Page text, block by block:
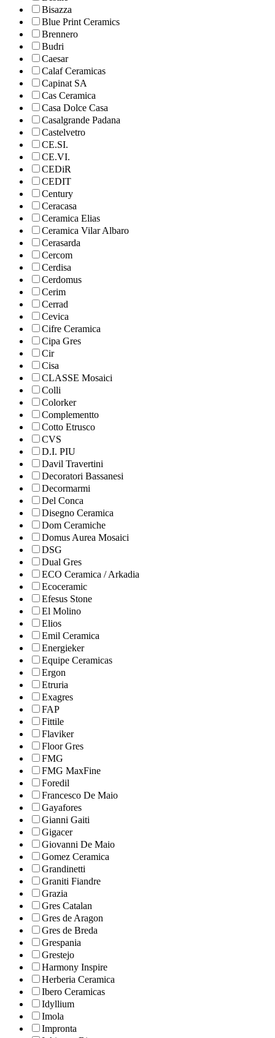
Bisazza
Blue Print Ceramics
Brennero
Budri
Caesar
Calaf Ceramicas
Capinat SA
Cas Ceramica
Casa Dolce Casa
Casalgrande Padana
Castelvetro
CE.SI.
CE.VI.
CEDiR
CEDIT
Century
Ceracasa
Ceramica Elias
Ceramica Vilar Albaro
Cerasarda
Cercom
Cerdisa
Cerdomus
Cerim
Cerrad
Cevica
Cifre Ceramica
Cipa Gres
Cir
Cisa
CLASSE Mosaici
Colli
Colorker
Complementto
Cotto Etrusco
CVS
D.I. PIU
Davil Travertini
Decoratori Bassanesi
Decormarmi
Del Conca
Disegno Ceramica
Dom Ceramiche
Domus Aurea Mosaici
DSG
Dual Gres
ECO Ceramica / Arkadia
Ecoceramic
Efesus Stone
El Molino
Elios
Emil Ceramica
Energieker
Equipe Ceramicas
Ergon
Etruria
Exagres
FAP
Fittile
Flaviker
Floor Gres
FMG
FMG MaxFine
Foredil
Francesco De Maio
Gayafores
Gianni Gaiti
Gigacer
Giovanni De Maio
Gomez Ceramica
Grandinetti
Graniti Fiandre
Grazia
Gres Catalan
Gres de Aragon
Gres de Breda
Grespania
Grestejo
Harmony Inspire
Herberia Ceramica
Ibero Ceramicas
Idyllium
Imola
Impronta